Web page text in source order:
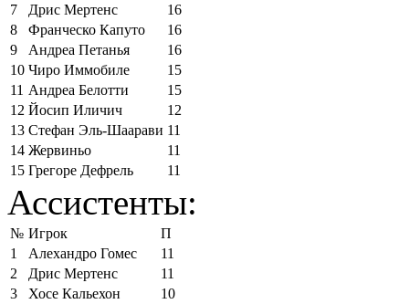
7
Дрис Мертенс
16
8
Франческо Капуто
16
9
Андреа Петанья
16
10 Чиро Иммобиле
15
11 Андреа Белотти
15
12 Йосип Иличич
12
13 Стефан Эль-Шаарави 11
14 Жервиньо
11
15 Грегоре Дефрель 11
Ассистенты:
№ Игрок
П
1
Алехандро Гомес
11
2
Дрис Мертенс
11
3
Хосе Кальехон
10